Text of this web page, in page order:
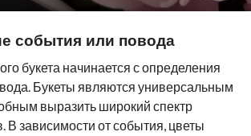
события или повода
букета начинается с определения
Букеты являются универсальным
выразить широкий спектр
В зависимости от события, цветы